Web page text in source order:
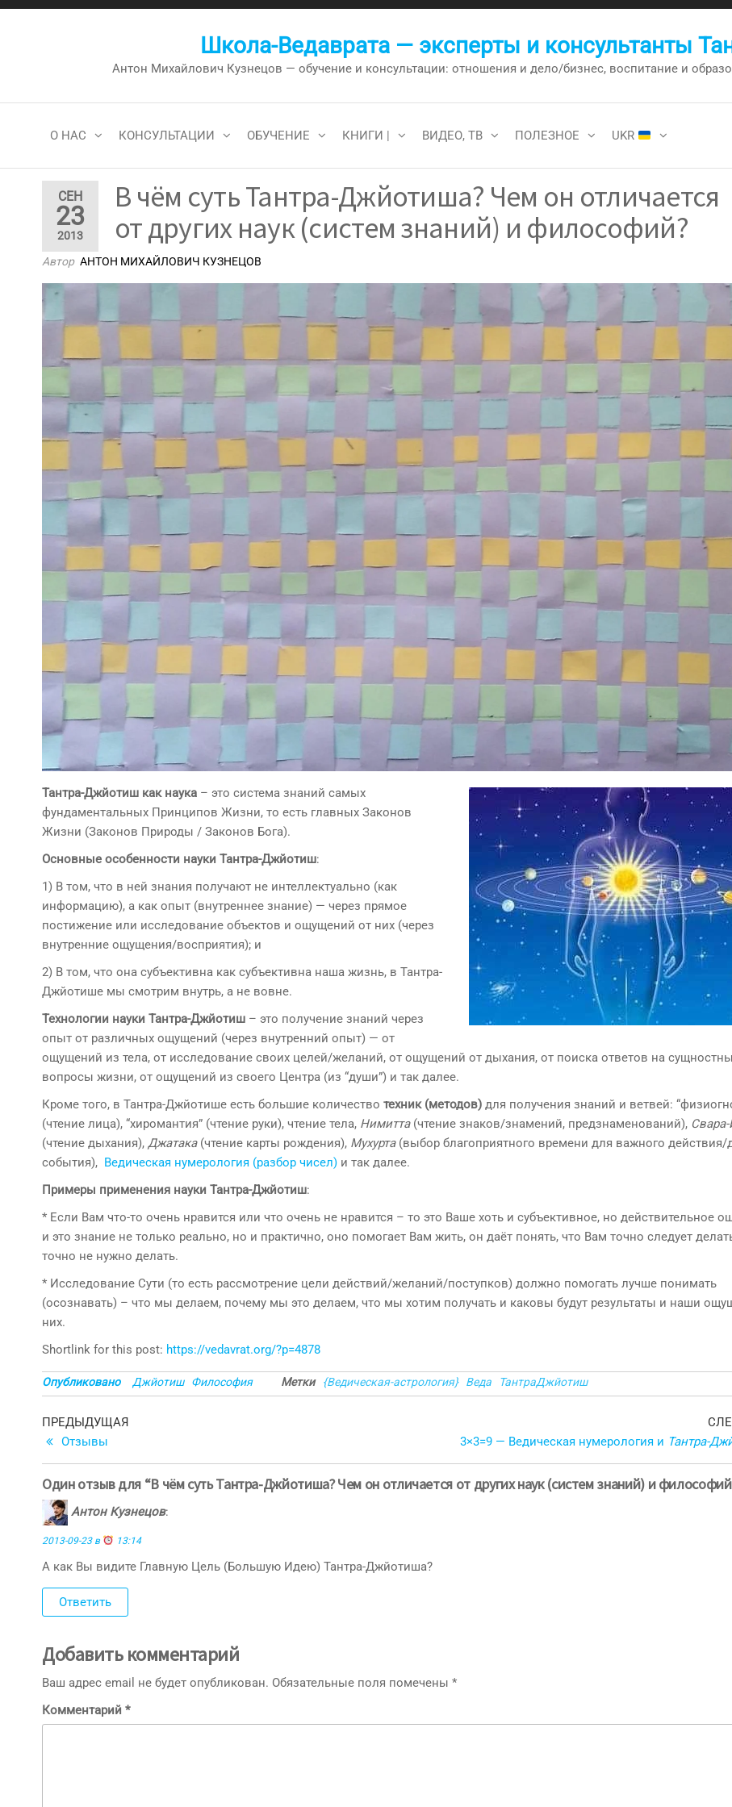
Перейти
Школа-Ведаврата — эксперты и консультанты
Антон Михайлович Кузнецов — обучение и консультации: отношения и дело/бизнес, воспитание и
О НАС КОНСУЛЬТАЦИИ ОБУЧЕНИЕ КНИГИ | ВИДЕО, ТВ ПОЛЕЗНОЕ UKR
СЕН
23
2013
В чём суть Тантра-Джйотиша? Чем он отличается
от других наук (систем знаний) и философий?
Автор АНТОН МИХАЙЛОВИЧ КУЗНЕЦОВ
Тантра-Джйотиш как наука – это система знаний самых
фундаментальных Принципов Жизни, то есть главных Законов
Жизни (Законов Природы / Законов Бога).
Основные особенности науки Тантра-Джйотиш:
1) В том, что в ней знания получают не интеллектуально (как
информацию), а как опыт (внутреннее знание) — через прямое
постижение или исследование объектов и ощущений от них (через
внутренние ощущения/восприятия); и
2) В том, что она субъективна как субъективна наша жизнь, в Тантра-
Джйотише мы смотрим внутрь, а не вовне.
Технологии науки Тантра-Джйотиш – это получение знаний через
опыт от различных ощущений (через внутренний опыт) — от
ощущений из тела, от исследование своих целей/желаний, от ощущений от дыхания, от поиска ответов на
вопросы жизни, от ощущений из своего Центра (из “души”) и так далее.
Кроме того, в Тантра-Джйотише есть большие количество техник (методов) для получения знаний и ветвей:
(чтение лица), “хиромантия” (чтение руки), чтение тела, Нимитта(чтение знаков/знамений, предзнаменований),
(чтение дыхания), Джатака(чтение карты рождения), Мухурта(выбор благоприятного времени для важного действия/
события), Ведическая нумерология (разбор чисел) и так далее.
Примеры применения науки Тантра-Джйотиш:
* Если Вам что-то очень нравится или что очень не нравится – то это Ваше хоть и субъективное, но действительное
и это знание не только реально, но и практично, оно помогает Вам жить, он даёт понять, что Вам точно следует
точно не нужно делать.
* Исследование Сути (то есть рассмотрение цели действий/желаний/поступков) должно помогать лучше понимать
(осознавать) – что мы делаем, почему мы это делаем, что мы хотим получать и каковы будут результаты и наши
них.
Shortlink for this post: https://vedavrat.org/?p=4878
Опубликовано Джйотиш Философия Метки {Ведическая-астрология} Веда ТантраДжйотиш
Навигация
по
записям
Предыдущая
запись
ПРЕДЫДУЩАЯ
Отзывы
3×3=9 — Ведическая нумерология и Тантра-
Один отзыв для “В чём суть Тантра-Джйотиша? Чем он отличается от других наук (систем знаний) и
Антон Кузнецов:
2013-09-23 в 13:14
А как Вы видите Главную Цель (Большую Идею) Тантра-Джйотиша?
Ответить
Добавить комментарий
Ваш адрес email не будет опубликован. Обязательные поля помечены *
Комментарий *